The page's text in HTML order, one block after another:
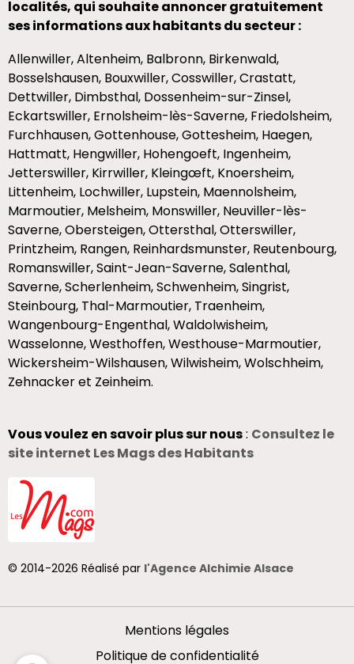
localités, qui souhaite annoncer gratuitement
ses informations aux habitants du secteur :
Allenwiller, Altenheim, Balbronn, Birkenwald,
Bosselshausen, Bouxwiller, Cosswiller, Crastatt,
Dettwiller, Dimbsthal, Dossenheim-sur-Zinsel,
Eckartswiller, Ernolsheim-lès-Saverne, Friedolsheim,
Furchhausen, Gottenhouse, Gottesheim, Haegen,
Hattmatt, Hengwiller, Hohengoeft, Ingenheim,
Jetterswiller, Kirrwiller, Kleingœft, Knoersheim,
Littenheim, Lochwiller, Lupstein, Maennolsheim,
Marmoutier, Melsheim, Monswiller, Neuviller-lès-
Saverne, Obersteigen, Ottersthal, Otterswiller,
Printzheim, Rangen, Reinhardsmunster, Reutenbourg,
Romanswiller, Saint-Jean-Saverne, Salenthal,
Saverne, Scherlenheim, Schwenheim, Singrist,
Steinbourg, Thal-Marmoutier, Traenheim,
Wangenbourg-Engenthal, Waldolwisheim,
Wasselonne, Westhoffen, Westhouse-Marmoutier,
Wickersheim-Wilshausen, Wilwisheim, Wolschheim,
Zehnacker et Zeinheim.
Vous voulez en savoir plus sur nous: Consultez le
site internet Les Mags des Habitants
© 2014-2026 Réalisé par l'Agence Alchimie Alsace
Mentions légales
Politique de confidentialité